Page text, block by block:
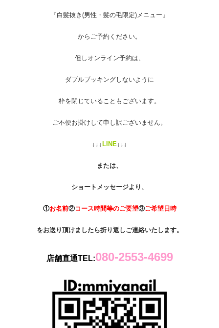
『白髪抜き(男性・髪の毛限定)メニュー』
からご予約ください。
但しオンライン予約は、
ダブルブッキングしないように
枠を閉じていることもございます。
ご不便お掛けして申し訳ございません。
↓↓↓ LINE↓↓↓
または、
ショートメッセージより、
①お名前②コース時間等のご要望③ご希望日時
をお送り頂けましたら折り返しご連絡いたします。
店舗直通TEL:080-2553-4699